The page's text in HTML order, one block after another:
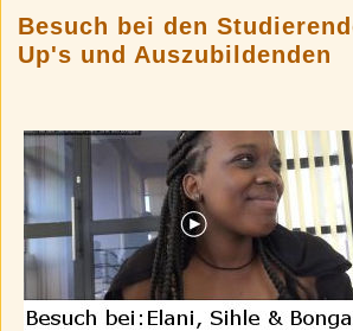
Besuch bei den
Up's und Auszubildenden